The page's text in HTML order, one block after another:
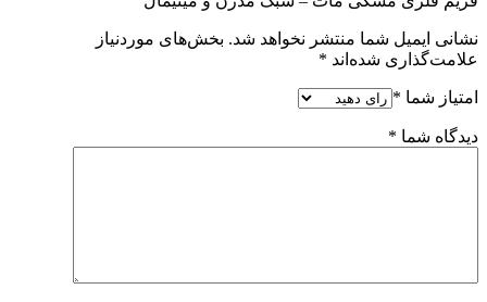
نشانی ایمیل شما منتشر نخواهد شد. بخش‌های موردنیاز
علامت‌گذاری شده‌اند *
امتیاز شما *
دیدگاه شما *